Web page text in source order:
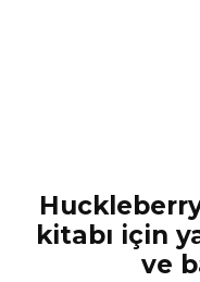
kitabı için
ve